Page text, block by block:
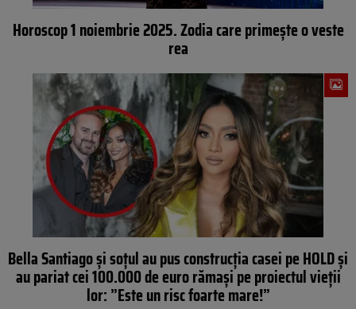
Horoscop 1 noiembrie 2025. Zodia care primește o veste
rea
Bella Santiago și soțul au pus construcția casei pe HOLD și
au pariat cei 100.000 de euro rămași pe proiectul vieții
lor: ”Este un risc foarte mare!”